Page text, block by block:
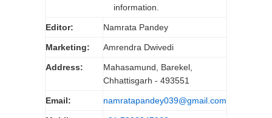
information.
Editor: Namrata Pandey
Marketing: Amrendra Dwivedi
Address:
Mahasamund, Barekel,
Chhattisgarh - 493551
Email: namratapandey039@gmail.com